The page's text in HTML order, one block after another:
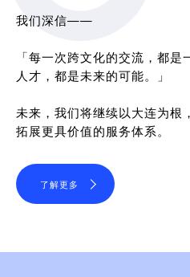
我们深信——
「每一次跨文化的交流，都
人才，都是未来的可能。」
未来，我们将继续以大连为根
拓展更具价值的服务体系。
了解更多